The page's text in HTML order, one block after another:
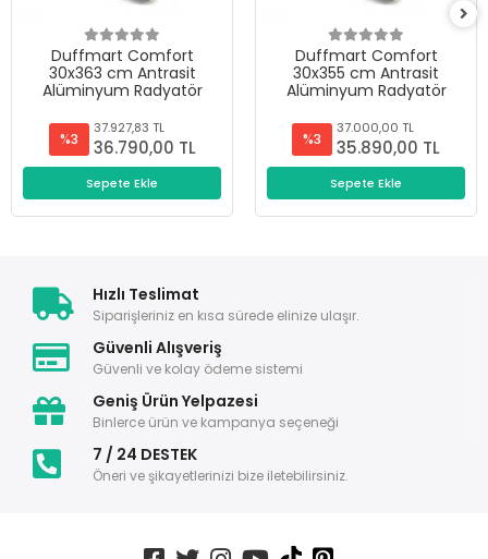
Duffmart Comfort
30x363 cm Antrasit
Alüminyum Radyatör
%3
37.927,83 TL
36.790,00 TL
Sepete Ekle
Duffmart Comfort
30x355 cm Antrasit
Alüminyum Radyatör
%3
37.000,00 TL
35.890,00 TL
Sepete Ekle
Hızlı Teslimat
Siparişleriniz en kısa sürede elinize ulaşır.
Güvenli Alışveriş
Güvenli ve kolay ödeme sistemi
Geniş Ürün Yelpazesi
Binlerce ürün ve kampanya seçeneği
7 / 24 DESTEK
Öneri ve şikayetlerinizi bize iletebilirsiniz.